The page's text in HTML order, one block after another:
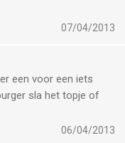
en een "burger
maken, dat is wel
07/04/2013
een voor een iets
sla het topje of
friet erbij doen. Ik
het op z'n telefoon liet
06/04/2013